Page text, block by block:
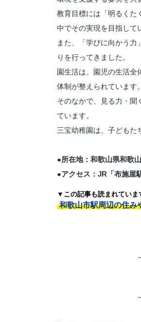
教育目標には「明るくた
中でその実現を目指して
また、「学びに向かう力
りを行ってきました。
園生活は、園児の生活全
体制が整えられています。
そのなかで、見る力・聞
ています。
三宝幼稚園は、子どもた
●所在地：和歌山県和歌
●アクセス：JR「布施屋
▼この記事も読まれていま
和歌山市駅周辺の住み